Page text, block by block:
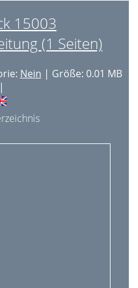
15003
(1 Seiten)
Nein | Größe: 0.01 MB
|